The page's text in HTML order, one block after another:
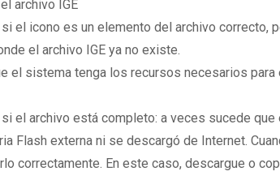
archivo IGE
el icono es un elemento del archivo correcto,
el archivo IGE ya no existe.
el sistema tenga los recursos necesarios para
el archivo está completo: a veces sucede
Flash externa ni se descargó de Internet.
correctamente. En este caso, descargue o